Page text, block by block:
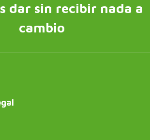
dar sin recibir nada a
cambio